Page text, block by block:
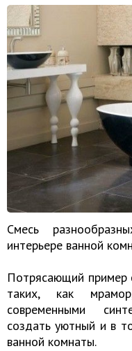
Смесь
интерьере ванной
Потрясающий пример
таких, как
современными
создать уютный и в
ванной комнаты.